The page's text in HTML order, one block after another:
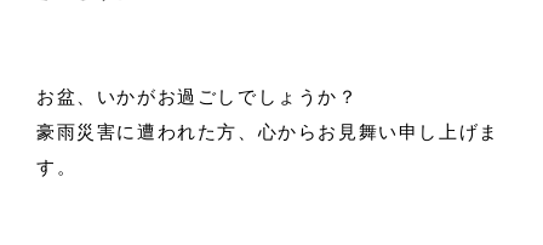
お盆、いかがお過ごしでしょうか？
豪雨災害に遭われた方、心からお見舞い申し上げま
す。